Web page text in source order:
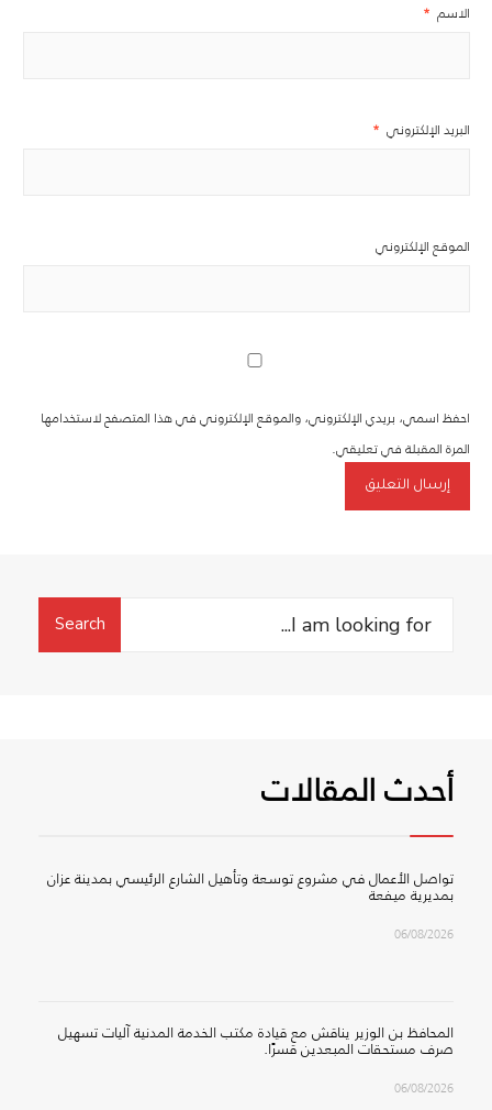
الاسم *
البريد الإلكتروني *
الموقع الإلكتروني
احفظ اسمي، بريدي الإلكتروني، والموقع الإلكتروني في هذا المتصفح لاستخدامها
المرة المقبلة في تعليقي.
Search
Search
أحدث المقالات
تواصل الأعمال في مشروع توسعة وتأهيل الشارع الرئيسي بمدينة عزان
بمديرية ميفعة
06/08/2026
المحافظ بن الوزير يناقش مع قيادة مكتب الخدمة المدنية آليات تسهيل
صرف مستحقات المبعدين قسرًا.
06/08/2026